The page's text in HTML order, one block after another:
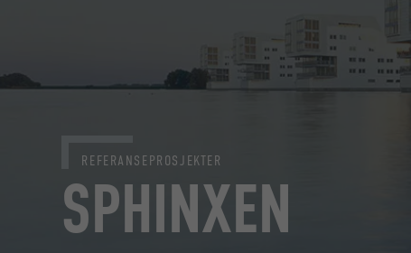
SPHINXEN
REFERANSEPROSJEKTER